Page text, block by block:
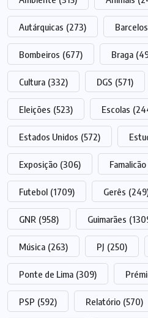
Autárquicas (273) Barcelos
Bombeiros (677) Braga
Cultura (332) DGS (571)
Eleições (523) Escolas
Estados Unidos (572)
Exposição (306) Famalicão
Futebol (1709) Gerês
GNR (958) Guimarães
Música (263) PJ (250)
Ponte de Lima (309)
PSP (592) Relatório (570)